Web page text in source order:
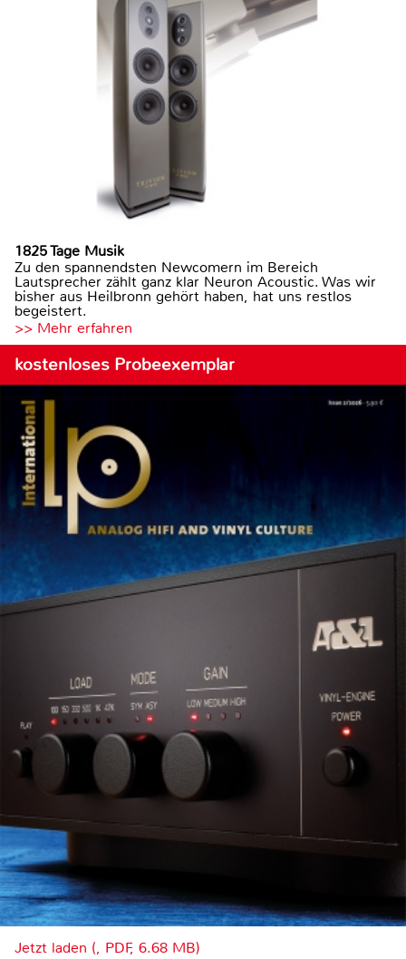
1825 Tage Musik
Zu den spannendsten Newcomern im Bereich
Lautsprecher zählt ganz klar Neuron Acoustic. Was wir
bisher aus Heilbronn gehört haben, hat uns restlos
begeistert.
>> Mehr erfahren
kostenloses Probeexemplar
Jetzt laden (, PDF, 6.68 MB)